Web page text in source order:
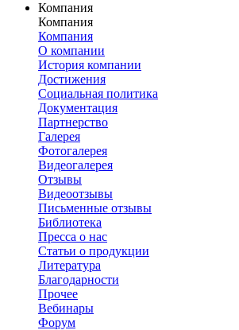
Компания
Компания
Компания
О компании
История компании
Достижения
Социальная политика
Документация
Партнерство
Галерея
Фотогалерея
Видеогалерея
Отзывы
Видеоотзывы
Письменные отзывы
Библиотека
Пресса о нас
Статьи о продукции
Литература
Благодарности
Прочее
Вебинары
Форум